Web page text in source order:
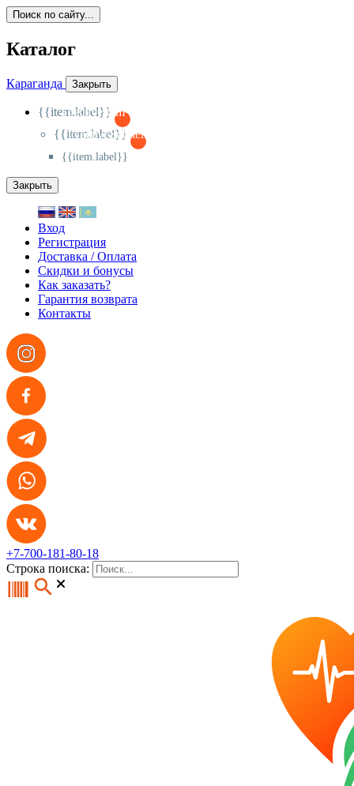
Поиск по сайту...
Каталог
Караганда Закрыть
{{item.label}}
{{activeItem==item.id?'-
{{item.label}}
{{activeSubitem==item.id?'-
{{item.label}}
Закрыть
Вход
Регистрация
Доставка / Оплата
Скидки и бонусы
Как заказать?
Гарантия возврата
Контакты
+7-700-181-80-18
Строка поиска: